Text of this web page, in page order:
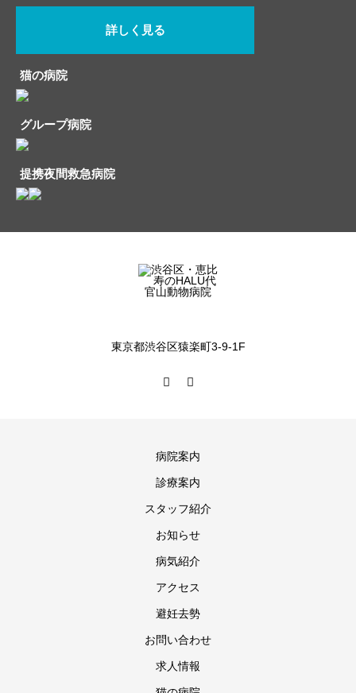
詳しく見る
猫の病院
グループ病院
提携夜間救急病院
東京都渋谷区猿楽町3-9-1F
病院案内
診療案内
スタッフ紹介
お知らせ
病気紹介
アクセス
避妊去勢
お問い合わせ
求人情報